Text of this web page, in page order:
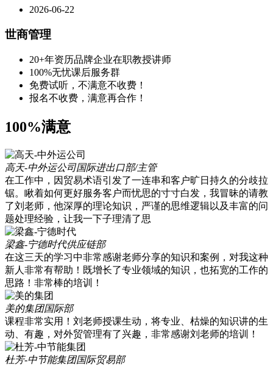
2026-06-22
世商管理
20+年资历品牌企业在职教授讲师
100%无忧课后服务群
免费试听，不满意不收费！
报名不收费，满意再合作！
100%满意
高天-中外运公司国际进出口部/主管
在工作中，因贸易术语引发了一连串和客户旷日持久的分歧拉
锯。瞅着如何更好服务客户而忧思的寸寸白发，我冒昧的请教
了刘老师，他深厚的理论知识，严谨的思维逻辑以及丰富的问
题处理经验，让我一下子理清了思
梁鑫-宁德时代供应链部
在这三天的学习中非常感谢老师分享的知识和案例，对我这种
新人非常有帮助！既增长了专业领域的知识，也拓宽的工作的
思路！非常棒的培训！
美的集团国际部
课程非常实用！刘老师授课生动，将专业、枯燥的知识讲的生
动、有趣，对外贸管理有了兴趣，非常感谢刘老师的培训！
杜芳-中节能集团国际贸易部